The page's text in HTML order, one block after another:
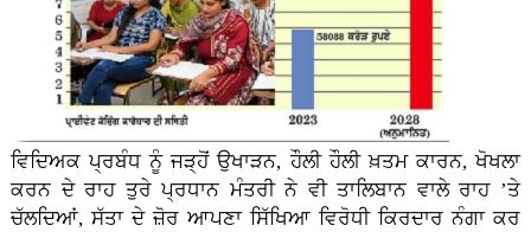
ਵਿਦਿਅਕ ਪ੍ਰਬੰਧ ਨੂੰ ਜੜ੍ਹੋਂ ਉਖਾੜਨ, ਹੌਲੀ ਹੌਲੀ ਖ਼ਤਮ ਕਾਰਨ, ਖੋਖਲਾ
ਕਰਨ ਦੇ ਰਾਹ ਤੁਰੇ ਪ੍ਰਧਾਨ ਮੰਤਰੀ ਨੇ ਵੀ ਤਾਲਿਬਾਨ ਵਾਲੇ ਰਾਹ ’ਤੇ
ਚੱਲਦਿਆਂ, ਸੱਤਾ ਦੇ ਜ਼ੋਰ ਆਪਣਾ ਸਿੱਖਿਆ ਵਿਰੋਧੀ ਕਿਰਦਾਰ ਨੰਗਾ ਕਰ